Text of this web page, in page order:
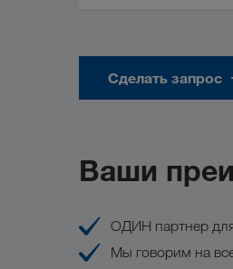
Сделать запрос
Ваши
ОДИН партнер
Мы говорим на